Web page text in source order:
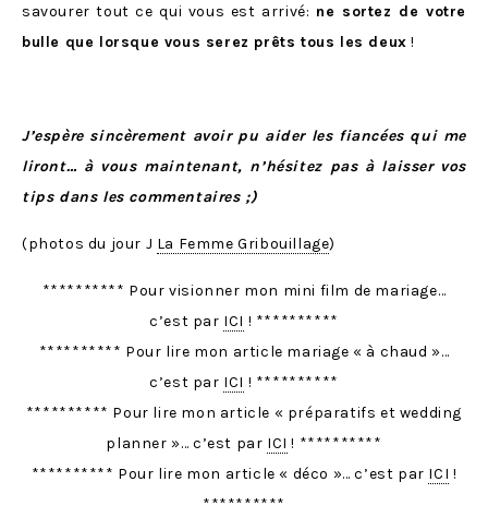
savourer tout ce qui vous est arrivé: ne sortez de votre
bulle que lorsque vous serez prêts tous les deux !
J’espère sincèrement avoir pu aider les fiancées qui me
liront… à vous maintenant, n’hésitez pas à laisser vos
tips dans les commentaires ;)
(photos du jour J La Femme Gribouillage)
********** Pour visionner mon mini film de mariage…
c’est par ICI ! **********
********** Pour lire mon article mariage « à chaud »…
c’est par ICI ! **********
********** Pour lire mon article « préparatifs et wedding
planner »… c’est par ICI ! **********
********** Pour lire mon article « déco »… c’est par ICI !
**********